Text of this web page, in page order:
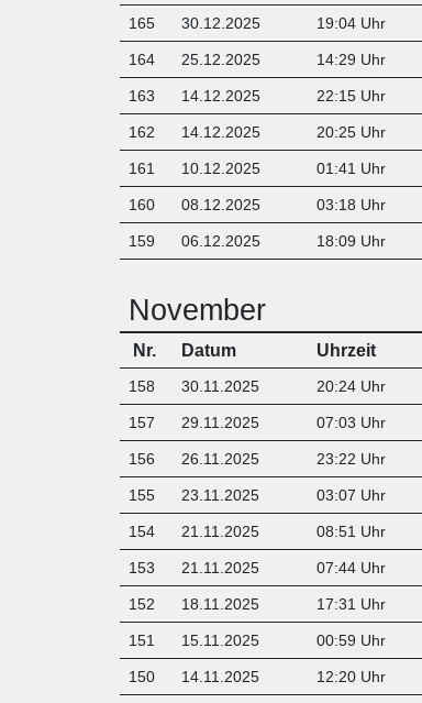
165 30.12.2025 19:04 Uhr
164 25.12.2025 14:29 Uhr
163 14.12.2025 22:15 Uhr
162 14.12.2025 20:25 Uhr
161 10.12.2025 01:41 Uhr
160 08.12.2025 03:18 Uhr
159 06.12.2025 18:09 Uhr
November
Nr. Datum Uhrzeit
158 30.11.2025 20:24 Uhr
157 29.11.2025 07:03 Uhr
156 26.11.2025 23:22 Uhr
155 23.11.2025 03:07 Uhr
154 21.11.2025 08:51 Uhr
153 21.11.2025 07:44 Uhr
152 18.11.2025 17:31 Uhr
151 15.11.2025 00:59 Uhr
150 14.11.2025 12:20 Uhr